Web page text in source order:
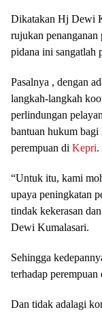
Dikatakan Hj Dewi
rujukan penanganan
pidana ini sangatlah
Pasalnya , dengan
langkah-langkah
perlindungan
bantuan hukum bagi
perempuan di Kepri.
“Untuk itu, kami
upaya peningkatan
tindak kekerasan
Dewi Kumalasari.
Sehingga
terhadap
Dan tidak adalagi